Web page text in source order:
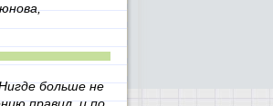
больше не